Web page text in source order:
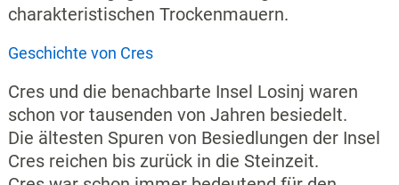
charakteristischen Trockenmauern.
Geschichte von Cres
Cres und die benachbarte Insel Losinj waren
schon vor tausenden von Jahren besiedelt.
Die ältesten Spuren von Besiedlungen der Insel
Cres reichen bis zurück in die Steinzeit.